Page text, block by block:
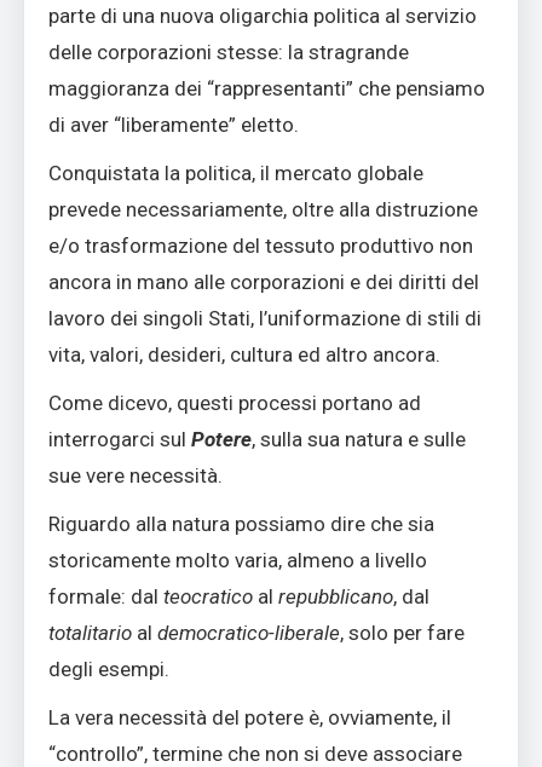
parte di una nuova oligarchia politica al servizio
delle corporazioni stesse: la stragrande
maggioranza dei “rappresentanti” che pensiamo
di aver “liberamente” eletto.
Conquistata la politica, il mercato globale
prevede necessariamente, oltre alla distruzione
e/o trasformazione del tessuto produttivo non
ancora in mano alle corporazioni e dei diritti del
lavoro dei singoli Stati, l’uniformazione di stili di
vita, valori, desideri, cultura ed altro ancora.
Come dicevo, questi processi portano ad
interrogarci sul Potere, sulla sua natura e sulle
sue vere necessità.
Riguardo alla natura possiamo dire che sia
storicamente molto varia, almeno a livello
formale: dal teocratico al repubblicano, dal
totalitario al democratico-liberale, solo per fare
degli esempi.
La vera necessità del potere è, ovviamente, il
“controllo”, termine che non si deve associare